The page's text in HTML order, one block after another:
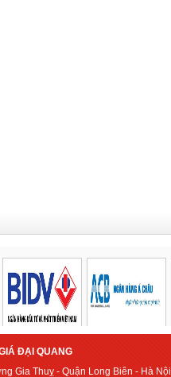
ĐẠI QUANG
Gia Thuỵ - Quận Long Biên - Hà Nội